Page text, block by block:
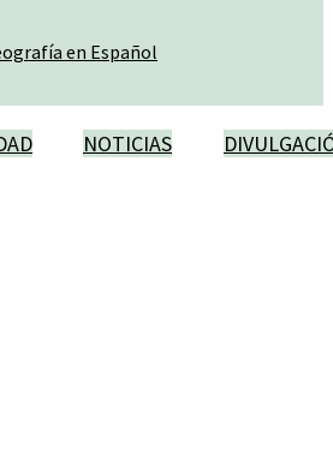
en Español
NOTICIAS